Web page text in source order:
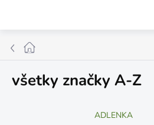
obsah
Domov
všetky značky A-Z
ADLENKA